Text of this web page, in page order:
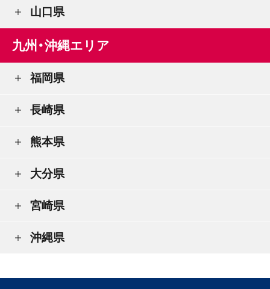
山口県
九州・沖縄エリア
福岡県
長崎県
熊本県
大分県
宮崎県
沖縄県